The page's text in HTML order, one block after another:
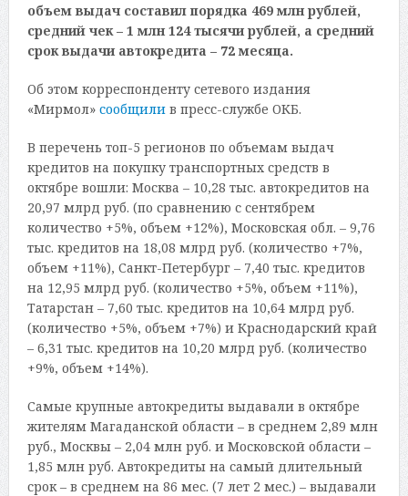
объем выдач составил порядка 469 млн рублей,
средний чек – 1 млн 124 тысячи рублей, а средний
срок выдачи автокредита – 72 месяца.
Об этом корреспонденту сетевого издания
«Мирмол» сообщилив пресс-службе ОКБ.
В перечень топ-5 регионов по объемам выдач
кредитов на покупку транспортных средств в
октябре вошли: Москва – 10,28 тыс. автокредитов на
20,97 млрд руб. (по сравнению с сентябрем
количество +5%, объем +12%), Московская обл. – 9,76
тыс. кредитов на 18,08 млрд руб. (количество +7%,
объем +11%), Санкт-Петербург – 7,40 тыс. кредитов
на 12,95 млрд руб. (количество +5%, объем +11%),
Татарстан – 7,60 тыс. кредитов на 10,64 млрд руб.
(количество +5%, объем +7%) и Краснодарский край
– 6,31 тыс. кредитов на 10,20 млрд руб. (количество
+9%, объем +14%).
Самые крупные автокредиты выдавали в октябре
жителям Магаданской области – в среднем 2,89 млн
руб., Москвы – 2,04 млн руб. и Московской области –
1,85 млн руб. Автокредиты на самый длительный
срок – в среднем на 86 мес. (7 лет 2 мес.) – выдавали